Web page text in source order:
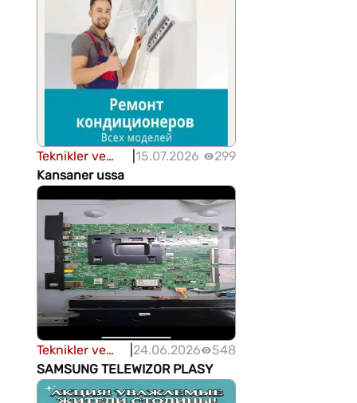
Teknikler ve
cihazlar
15.07.2026
299
Kansaner ussa
Teknikler ve
cihazlar
24.06.2026
548
SAMSUNG TELEWIZOR PLASY